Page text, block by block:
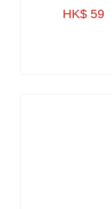
HK$ 59